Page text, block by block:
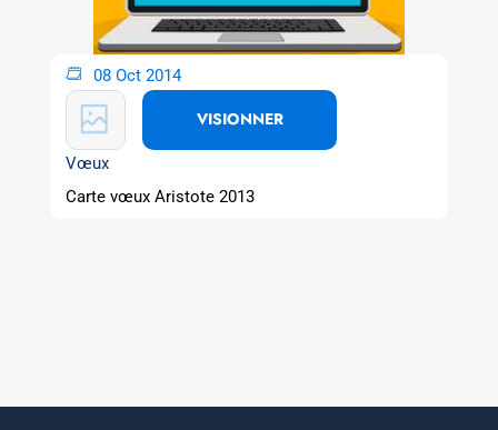
08 Oct 2014
VISIONNER
Vœux
Carte vœux Aristote 2013